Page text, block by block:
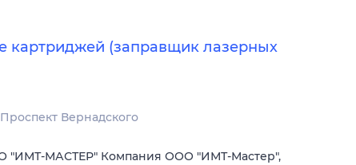
картриджей (заправщик лазерных
Проспект Вернадского
"ИМТ-МАСТЕР" Компания ООО "ИМТ-Мастер",